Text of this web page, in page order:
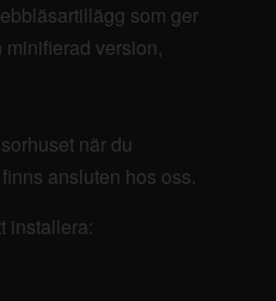
som ger
version,
när du
ansluten hos oss.
installera: